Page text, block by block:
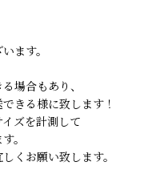
ます。
場合もあり、
きる様に致します！
ズを計測して
。
くお願い致します。